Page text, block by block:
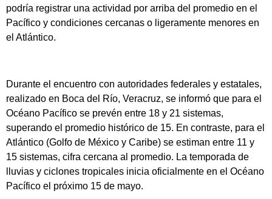
podría registrar una actividad por arriba del promedio en el
Pacífico y condiciones cercanas o ligeramente menores en
el Atlántico.
Durante el encuentro con autoridades federales y estatales,
realizado en Boca del Río, Veracruz, se informó que para el
Océano Pacífico se prevén entre 18 y 21 sistemas,
superando el promedio histórico de 15. En contraste, para el
Atlántico (Golfo de México y Caribe) se estiman entre 11 y
15 sistemas, cifra cercana al promedio. La temporada de
lluvias y ciclones tropicales inicia oficialmente en el Océano
Pacífico el próximo 15 de mayo.